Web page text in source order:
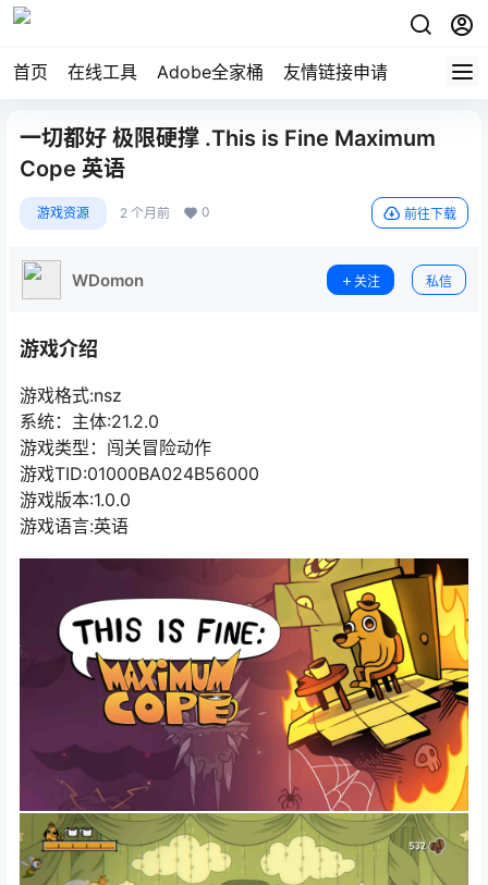
首页 在线工具 Adobe全家桶 友情链接申请
一切都好 极限硬撑 .This is Fine Maximum
Cope 英语
游戏资源 2 个月前 0 前往下载
WDomon 关注 私信
游戏介绍
游戏格式:nsz
系统：主体:21.2.0
游戏类型：闯关冒险动作
游戏TID:01000BA024B56000
游戏版本:1.0.0
游戏语言:英语